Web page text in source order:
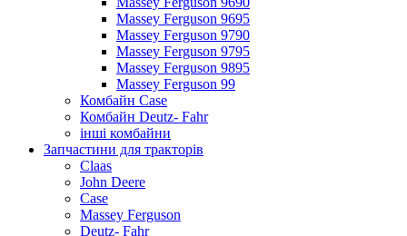
Massey Ferguson 9695
Massey Ferguson 9790
Massey Ferguson 9795
Massey Ferguson 9895
Massey Ferguson 99
Комбайн Case
Комбайн Deutz- Fahr
інші комбайни
Запчастини для тракторів
Claas
John Deere
Case
Massey Ferguson
Deutz- Fahr